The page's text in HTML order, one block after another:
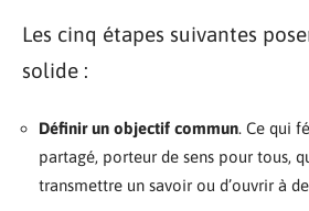
Les cinq étapes suivantes
solide :
Définir un objectif commun. Ce qui
partagé, porteur de sens pour tous,
transmettre un savoir ou d’ouvrir à